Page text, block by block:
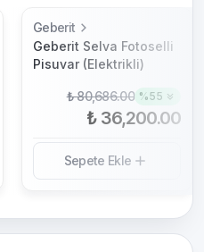
Geberit
Geberit Selva Fotoselli
Pisuvar (Elektrikli)
₺ 80,686.00 %55
₺ 36,200.00
Sepete Ekle